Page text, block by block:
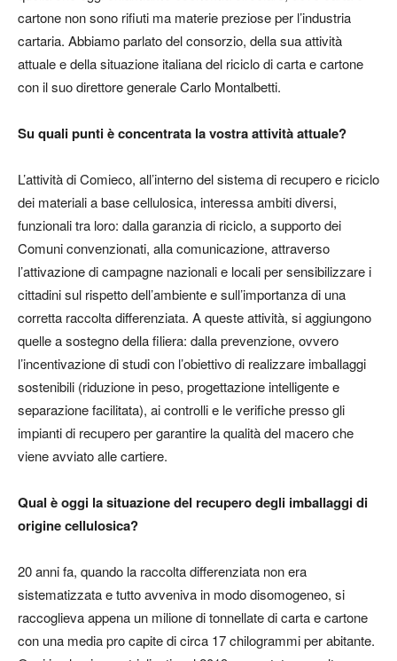
cartone non sono rifiuti ma materie preziose per l’industria
cartaria. Abbiamo parlato del consorzio, della sua attività
attuale e della situazione italiana del riciclo di carta e cartone
con il suodirettore generale Carlo Montalbetti.
Su quali punti è concentrata la vostra attività attuale?
L’attività di Comieco, all’interno del sistema di recupero e riciclo
dei materiali a base cellulosica, interessa ambiti diversi,
funzionali tra loro: dalla garanzia di riciclo, a supporto dei
Comuni convenzionati, alla comunicazione, attraverso
l’attivazione di campagne nazionali e locali per sensibilizzare i
cittadini sul rispetto dell’ambiente e sull’importanza di una
corretta raccolta differenziata. A queste attività, si aggiungono
quelle a sostegno della filiera: dalla prevenzione, ovvero
l’incentivazione di studi con l’obiettivo di realizzare imballaggi
sostenibili (riduzione in peso, progettazione intelligente e
separazione facilitata), ai controlli e le verifiche presso gli
impianti di recupero per garantire la qualità del macero che
viene avviato alle cartiere.
Qual è oggi la situazione del recupero degli imballaggi di
origine cellulosica?
20 anni fa, quando la raccolta differenziata non era
sistematizzata e tutto avveniva in modo disomogeneo, si
raccoglieva appena un milione di tonnellate di carta e cartone
con una media pro capite di circa 17 chilogrammi per abitante.